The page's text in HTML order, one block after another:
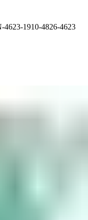
1910-4826-4623